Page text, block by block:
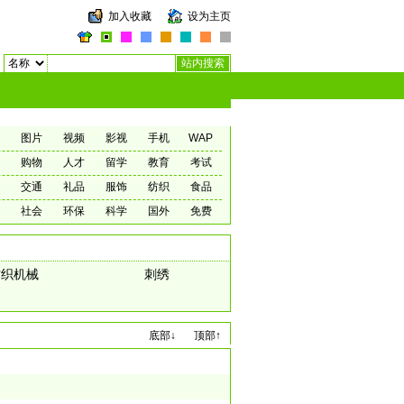
设为主页
加入收藏
图片 视频 影视 手机
WAP
购物 人才 留学 教育
考试
交通 礼品 服饰 纺织
食品
社会 环保 科学 国外 免费
机械
刺绣
底部↓ 顶部↑